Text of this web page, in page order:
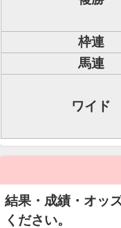
枠連
馬連
ワイド
結果・成績・オッ
ください。